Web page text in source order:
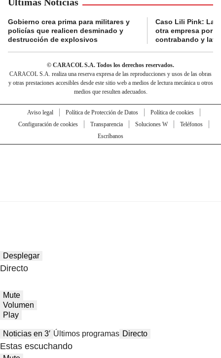
Gobierno crea prima para militares y
policías que realicen desminado y
destrucción de explosivos
Caso Lili Pink: La
otra empresa por
contrabando y
© CARACOL S.A. Todos los derechos reservados.
CARACOL S.A. realiza una reserva expresa de las reproducciones y usos de las obras
y otras prestaciones accesibles desde este sitio web a medios de lectura mecánica u otros
medios que resulten adecuados.
Aviso legal Política de Protección de Datos
Política de cookies
Configuración de cookies
Transparencia Soluciones W
Teléfonos
Escríbanos
Desplegar
Directo
Mute
Volumen
Play
Noticias en 3′ Últimos programas Directo
Estas escuchando